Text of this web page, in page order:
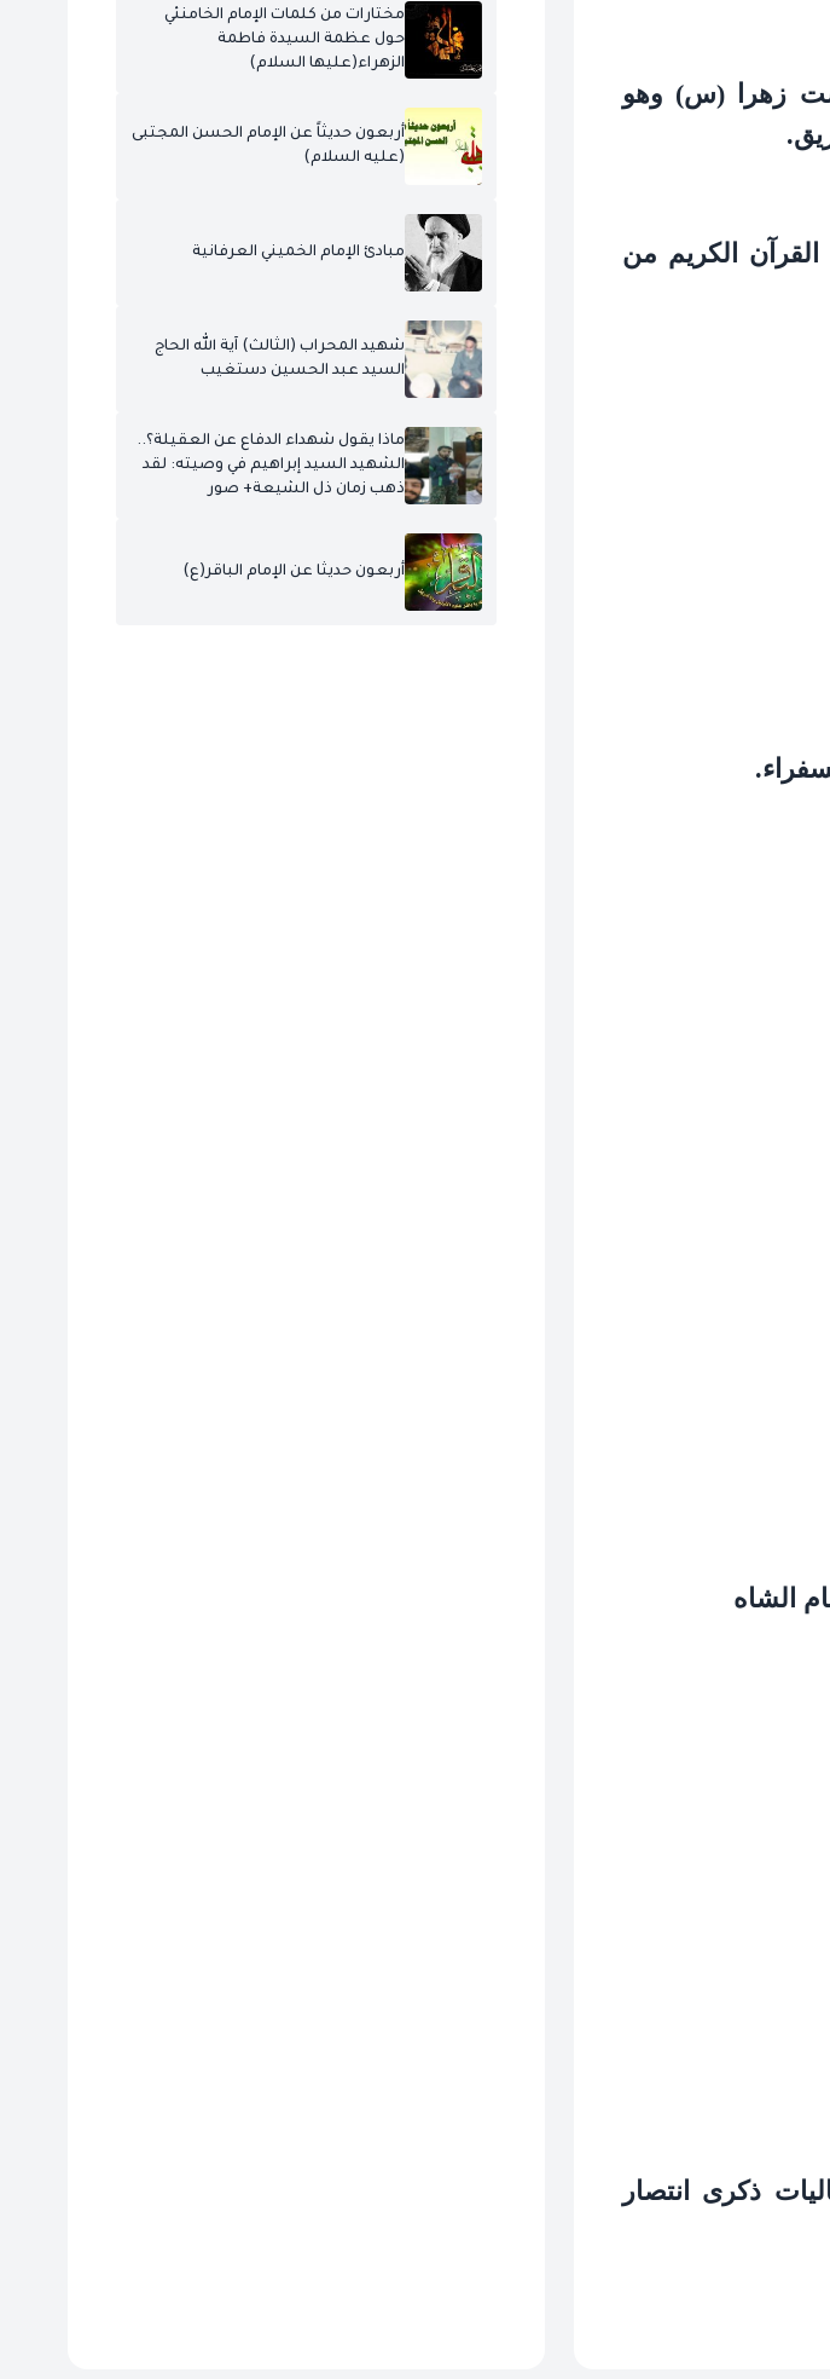
زهرا (س) وهو
الكريم من
الشاه
ذكرى انتصار
مختارات من كلمات الإمام الخامنئي
حول عظمة السيدة فاطمة
الزهراء(عليها السلام)
أربعون حديثاً عن الإمام الحسن المجتبى
(عليه السلام)
مبادئ الإمام الخميني العرفانية
شهيد المحراب (الثالث) آية الله الحاج
السيد عبد الحسين دستغيب
ماذا يقول شهداء الدفاع عن العقيلة؟..
الشهيد السيد إبراهيم في وصيته: لقد
ذهب زمان ذل الشيعة+ صور
أربعون حديثا عن الإمام الباقر(ع)